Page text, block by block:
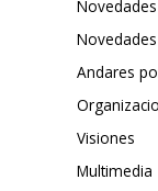
Novedades
Andares
Visiones
Multimedia